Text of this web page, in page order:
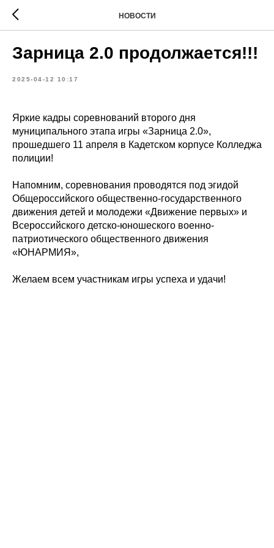
НОВОСТИ
Зарница 2.0 продолжается!!!
2025-04-12 10:17
Яркие кадры соревнований второго дня
муниципального этапа игры «Зарница 2.0»,
прошедшего 11 апреля в Кадетском корпусе Колледжа
полиции!
Напомним, соревнования проводятся под эгидой
Общероссийского общественно-государственного
движения детей и молодежи «Движение первых» и
Всероссийского детско-юношеского военно-
патриотического общественного движения
«ЮНАРМИЯ»,
Желаем всем участникам игры успеха и удачи!